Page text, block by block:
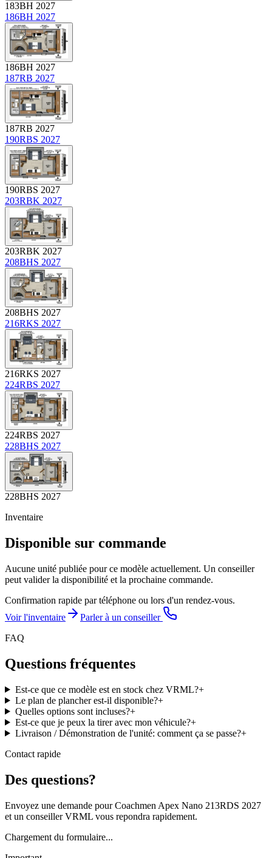
183BH 2027
186BH 2027
186BH 2027
187RB 2027
187RB 2027
190RBS 2027
190RBS 2027
203RBK 2027
203RBK 2027
208BHS 2027
208BHS 2027
216RKS 2027
216RKS 2027
224RBS 2027
224RBS 2027
228BHS 2027
228BHS 2027
Inventaire
Disponible sur commande
Aucune unité publiée pour ce modèle actuellement. Un conseiller
peut valider la disponibilité et la prochaine commande.
Confirmation rapide par téléphone ou lors d'un rendez-vous.
Voir l'inventaire
Parler à un conseiller
FAQ
Questions fréquentes
Est-ce que ce modèle est en stock chez VRML?+
Le plan de plancher est-il disponible?+
Quelles options sont incluses?+
Est-ce que je peux la tirer avec mon véhicule?+
Livraison / Démonstration de l'unité: comment ça se passe?+
Contact rapide
Des questions?
Envoyez une demande pour Coachmen Apex Nano 213RDS 2027
et un conseiller VRML vous repondra rapidement.
Chargement du formulaire...